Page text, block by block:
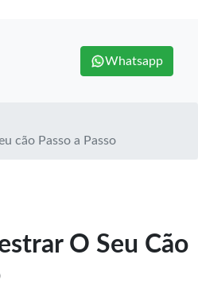
Whatsapp
cão Passo a Passo
O Seu Cão